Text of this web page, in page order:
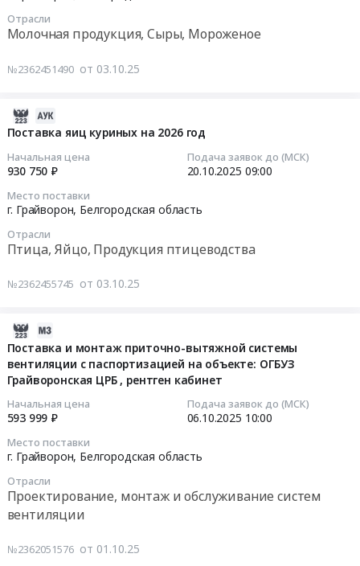
Отрасли
Молочная продукция, Сыры, Мороженое
№2362451490 от 03.10.25
Поставка яиц куриных на 2026 год
Начальная цена
930 750 ₽
Подача заявок до (МСК)
20.10.2025 09:00
Место поставки
г. Грайворон, Белгородская область
Отрасли
Птица, Яйцо, Продукция птицеводства
№2362455745 от 03.10.25
Поставка и монтаж приточно-вытяжной системы
вентиляции с паспортизацией на объекте: ОГБУЗ
Грайворонская ЦРБ , рентген кабинет
Начальная цена
593 999 ₽
Подача заявок до (МСК)
06.10.2025 10:00
Место поставки
г. Грайворон, Белгородская область
Отрасли
Проектирование, монтаж и обслуживание систем
вентиляции
№2362051576 от 01.10.25